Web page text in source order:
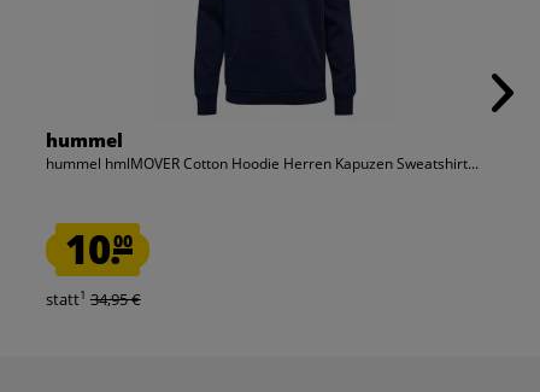
hummel
hummel hmlMOVER Cotton Hoodie Herren Kapuzen Sweatshirt...
10.00
statt1 34,95 €